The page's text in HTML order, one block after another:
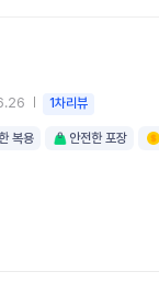
1차리뷰
복용 안전한 포장